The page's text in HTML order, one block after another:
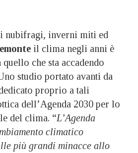
nubifragi, inverni miti ed
il clima negli anni è
che sta accadendo
studio portato avanti da
proprio a tali
dell’Agenda 2030 per lo
del clima. “L’Agenda
climatico
più grandi minacce allo